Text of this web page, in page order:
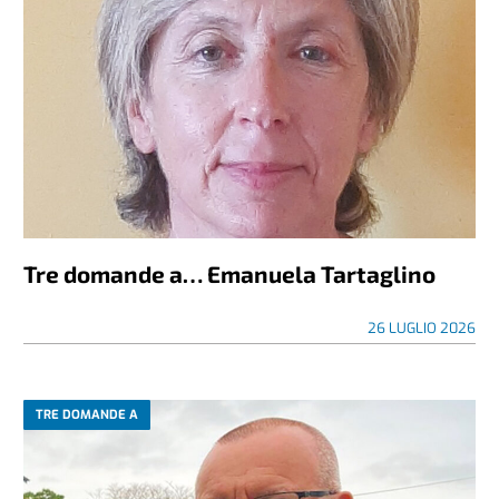
Tre domande a… Emanuela Tartaglino
26 LUGLIO 2026
TRE DOMANDE A